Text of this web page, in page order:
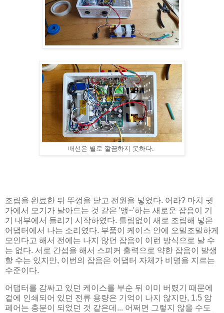
배선은 별로 깔끔하지 못하다.
조립을 완료한 뒤 뚜껑을 닫고 전원을 넣었다. 어라? 마치 귓
가에서 모기가 날아드는 것 같은 '앵~'하는 새로운 잡음이 기
기 내부에서 들리기 시작하였다. 틀림없이 새로 조립해 넣은
어댑터에서 나는 소리였다. 부품이 케이스 안에 오밀조밀하게
모인다고 해서 전에는 나지 않던 잡음이 이런 방식으로 날 수
는 없다. 서로 간섭을 해서 스피커 출력으로 약한 잡음이 발생
할 수는 있지만, 이번의 잡음은 어댑터 자체가 비명을 지르는
수준이다.
어댑터를 감싸고 있던 케이스를 부순 뒤 이미 버렸기 때문에
겉에 인쇄되어 있던 전류 용량은 기억이 나지 않지만, 1.5 암
페어는 충분이 되었던 것 같은데... 어쩌면 그렇지 않을 수도